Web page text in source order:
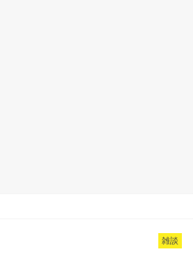
雑談